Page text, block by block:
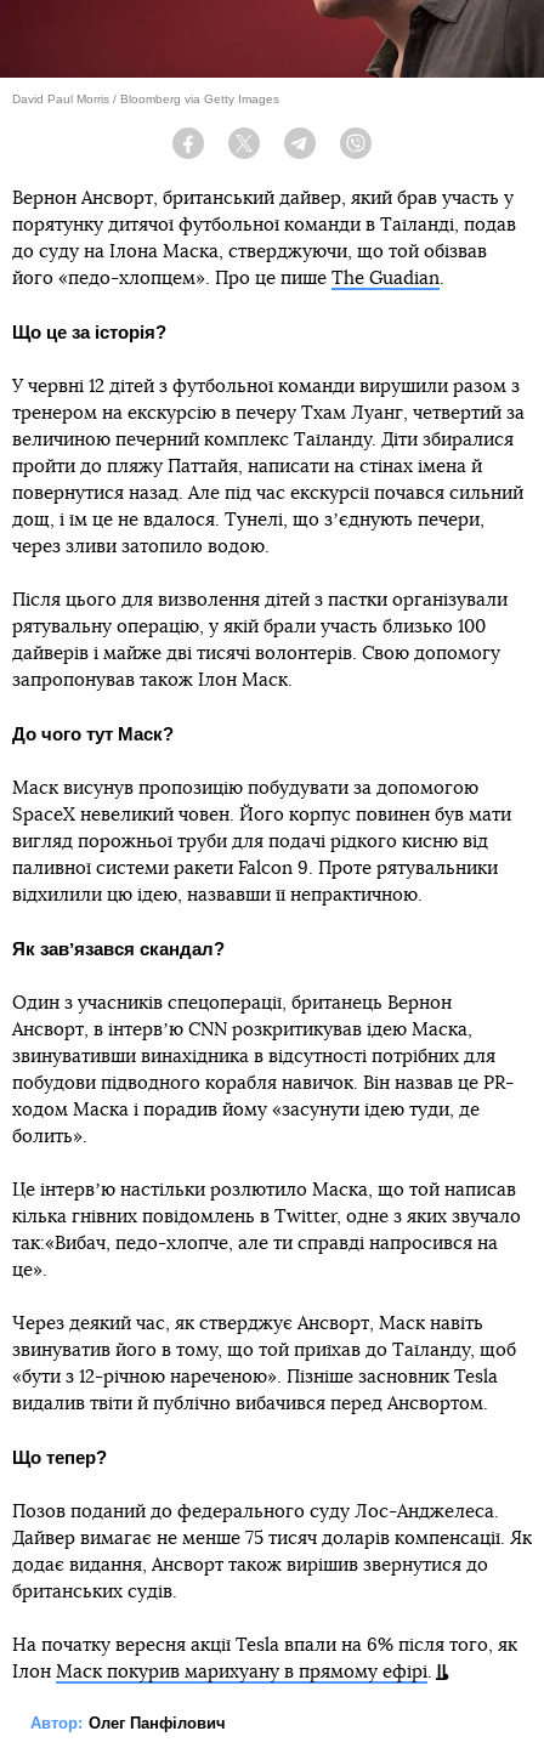
David Paul Morris / Bloomberg via Getty Images
Facebook Twitter Telegram
Вернон Ансворт, британський дайвер, який брав участь у
порятунку дитячої футбольної команди в Таїланді, подав
до суду на Ілона Маска, стверджуючи, що той обізвав
його «педо-хлопцем». Про це пише The Guadian.
Що це за історія?
У червні 12 дітей з футбольної команди вирушили разом з
тренером на екскурсію в печеру Тхам Луанг, четвертий за
величиною печерний комплекс Таїланду. Діти збиралися
пройти до пляжу Паттайя, написати на стінах імена й
повернутися назад. Але під час екскурсії почався сильний
дощ, і їм це не вдалося. Тунелі, що зʼєднують печери,
через зливи затопило водою.
Після цього для визволення дітей з пастки організували
рятувальну операцію, у якій брали участь близько 100
дайверів і майже дві тисячі волонтерів. Свою допомогу
запропонував також Ілон Маск.
До чого тут Маск?
Маск висунув пропозицію побудувати за допомогою
SpaceX невеликий човен. Його корпус повинен був мати
вигляд порожньої труби для подачі рідкого кисню від
паливної системи ракети Falcon 9. Проте рятувальники
відхилили цю ідею, назвавши її непрактичною.
Як завʼязався скандал?
Один з учасників спецоперації, британець Вернон
Ансворт, в інтервʼю СNN розкритикував ідею Маска,
звинувативши винахідника в відсутності потрібних для
побудови підводного корабля навичок. Він назвав це PR-
ходом Маска і порадив йому «засунути ідею туди, де
болить».
Це інтервʼю настільки розлютило Маска, що той написав
кілька гнівних повідомлень в Twitter, одне з яких звучало
так:«Вибач, педо-хлопче, але ти справді напросився на
це».
Через деякий час, як стверджує Ансворт, Маск навіть
звинуватив його в тому, що той приїхав до Таїланду, щоб
«бути з 12-річною нареченою». Пізніше засновник Tesla
видалив твіти й публічно вибачився перед Ансвортом.
Що тепер?
Позов поданий до федерального суду Лос-Анджелеса.
Дайвер вимагає не менше 75 тисяч доларів компенсації. Як
додає видання, Ансворт також вирішив звернутися до
британських судів.
На початку вересня акції Tesla впали на 6% після того, як
Ілон Маск покурив марихуану в прямому ефірі.
Автор: Олег Панфілович